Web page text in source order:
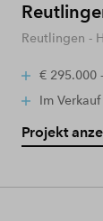
Reutlingen -
€ 295.000
Im Verkauf
Projekt